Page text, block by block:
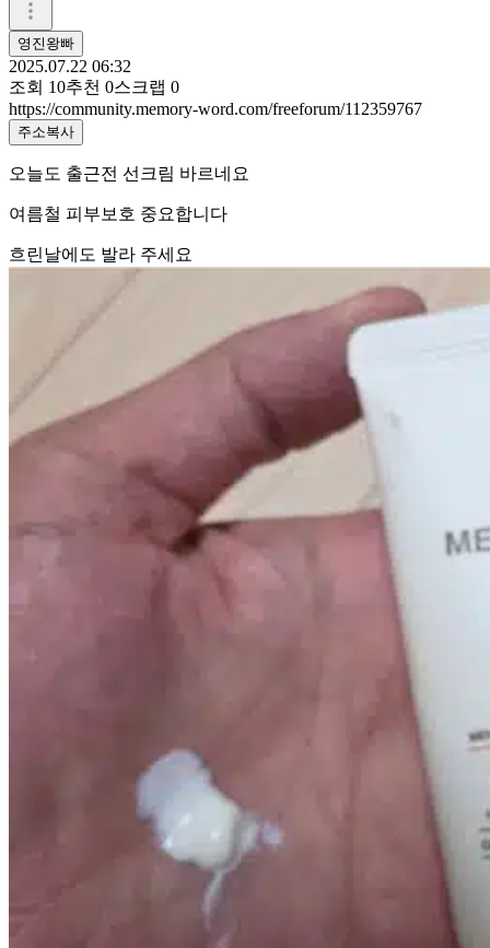
영진왕빠
2025.07.22 06:32
조회 10추천 0스크랩 0
https://community.memory-word.com/freeforum/112359767
주소복사
오늘도 출근전 선크림 바르네요
여름철 피부보호 중요합니다
흐린날에도 발라 주세요